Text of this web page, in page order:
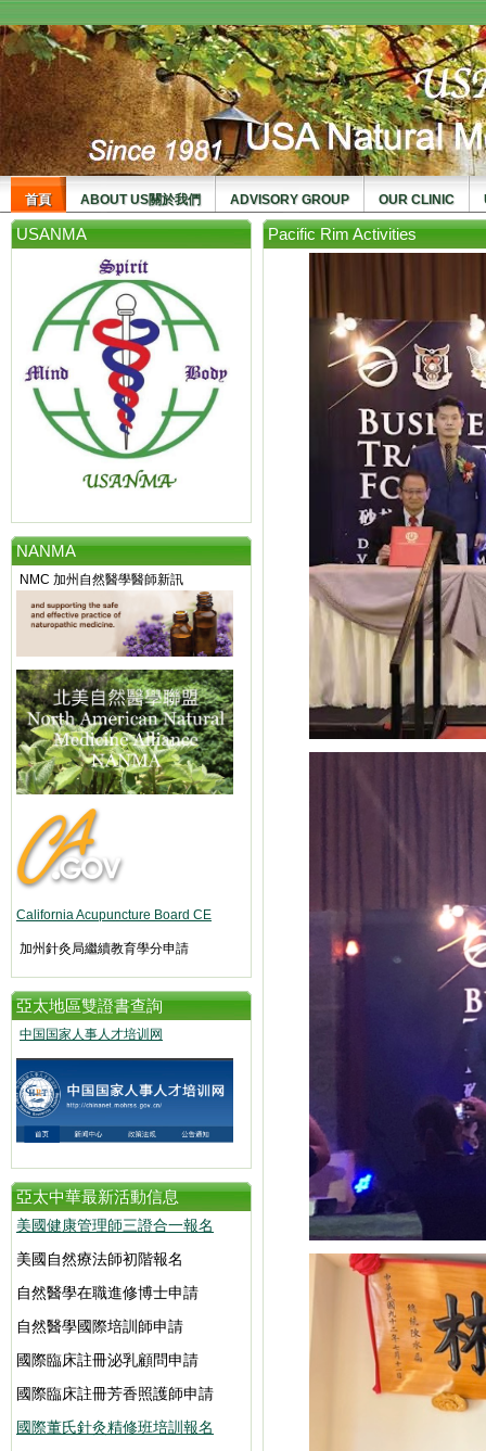
usanma
首頁 ABOUT US關於我們 ADVISORY GROUP OUR CLINIC
USANMA
NANMA
NMC 加州自然醫學醫師新訊
California Acupuncture Board CE
加州針灸局繼續教育學分申請
亞太地區雙證書查詢
中国国家人事人才培训网
亞太中華最新活動信息
美國健康管理師三證合一報名
美國自然療法師初階報名
自然醫學在職進修博士申請
自然醫學國際培訓師申請
國際臨床註冊泌乳顧問申請
國際臨床註冊芳香照護師申請
國際董氏針灸精修班培訓報名
Pacific Rim Activities